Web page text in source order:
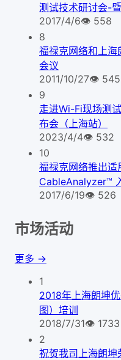
测试技术研讨会-
2017/4/6👁 558
8
福禄克网络和上海
会议
2011/10/27👁 545
9
走进Wi-Fi现场测
布会（上海站）
2023/4/4👁 532
10
福禄克网络推出
CableAnalyzer™
2017/6/19👁 526
市场活动
更多 →
1
2018年上海朗坤
图）培训
2018/7/31👁 1733
2
祝贺我司上海朗